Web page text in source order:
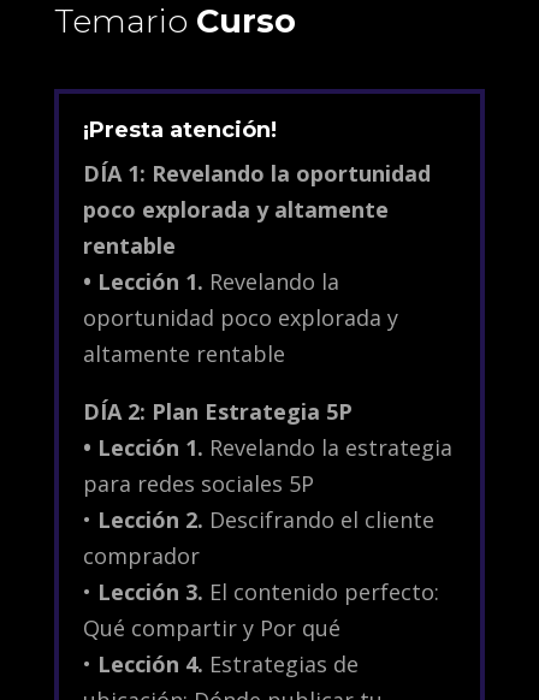
Temario Curso
¡Presta atención!
DÍA 1: Revelando la oportunidad
poco explorada y altamente
rentable
• Lección 1. Revelando la
oportunidad poco explorada y
altamente rentable
DÍA 2: Plan Estrategia 5P
• Lección 1. Revelando la estrategia
para redes sociales 5P
• Lección 2. Descifrando el cliente
comprador
• Lección 3. El contenido perfecto:
Qué compartir y Por qué
• Lección 4. Estrategias de